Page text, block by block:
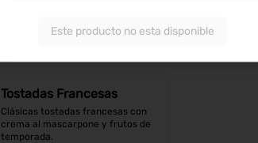
Tostadas Francesas
Clásicas tostadas francesas con
crema al mascarpone y frutos de
temporada.
Este producto no esta disponible